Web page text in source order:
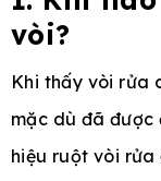
vòi?
Khi thấy vòi rửa
mặc dù đã
hiệu ruột vòi rửa